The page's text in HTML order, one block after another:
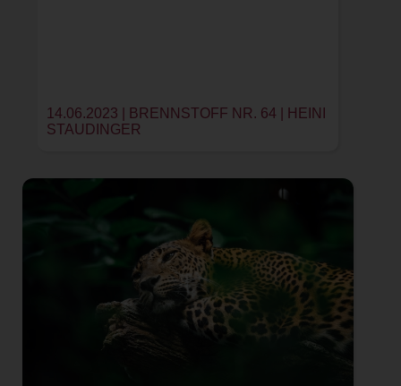
14.06.2023 | BRENNSTOFF NR. 64 |
HEINI
STAUDINGER